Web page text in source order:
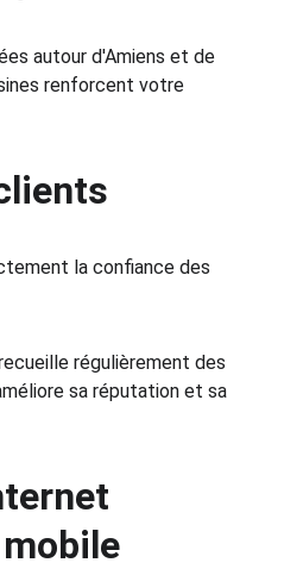
autour d'Amiens et de
renforcent votre
la confiance des
régulièrement des
sa réputation et sa